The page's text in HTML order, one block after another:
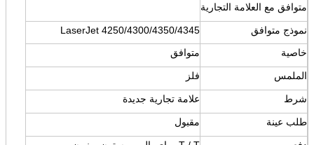
متوافق مع العلامة التجارية
نموذج متوافق
LaserJet 4250/4300/4350/4345
خاصية
متوافق
الملمس فلز
شرط علامة تجارية جديدة
طلب عينة مقبول